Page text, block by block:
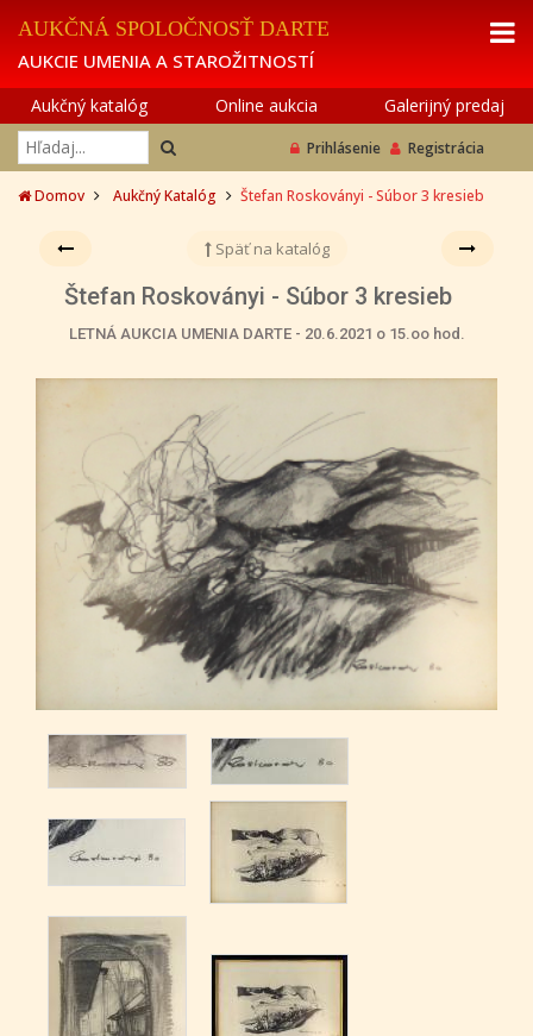
AUKČNÁ SPOLOČNOSŤ DARTE
AUKCIE UMENIA A STAROŽITNOSTÍ
Aukčný katalóg Online aukcia Galerijný predaj
Prihlásenie Registrácia
Domov Aukčný Katalóg Štefan Roskoványi - Súbor 3 kresieb
Späť na katalóg
Štefan Roskoványi - Súbor 3 kresieb
LETNÁ AUKCIA UMENIA DARTE - 20.6.2021 o 15.oo hod.